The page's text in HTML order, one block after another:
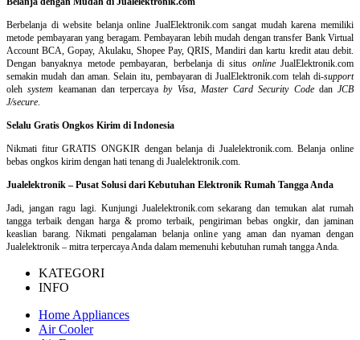
Berbelanja diwebsite belanja online JualElektronik.com sangat mudah karena memiliki
metode pembayaran yang beragam. Pembayaran lebih mudah dengan transfer Bank Virtual
Account BCA, Gopay, Akulaku, Shopee Pay, QRIS, Mandiri dan kartu kredit atau debit.
Dengan banyaknya metode pembayaran, berbelanja di situs onlineJualElektronik.com
semakin mudah dan aman. Selain itu, pembayaran di JualElektronik.com telah di-support
olehsystem keamanan dan terpercayaby Visa, Master Card Security Codedan JCB
J/secure
Selalu Gratis Ongkos Kirim di Indonesia
Nikmati fitur GRATIS ONGKIR dengan belanja di Jualelektronik.com. Belanja online
bebas ongkos kirim dengan hati tenang di Jualelektronik.com.
Jualelektronik – Pusat Solusi dari Kebutuhan Elektronik Rumah Tangga Anda
Jadi, jangan ragu lagi. Kunjungi Jualelektronik.com sekarang dan temukan alat rumah
tangga terbaik dengan harga & promo terbaik, pengiriman bebas ongkir, dan jaminan
keaslian barang. Nikmati pengalaman belanja online yang aman dan nyaman dengan
Jualelektronik – mitra terpercaya Anda dalam memenuhi kebutuhan rumah tangga Anda.
KATEGORI
INFO
Home Appliances
Air Cooler